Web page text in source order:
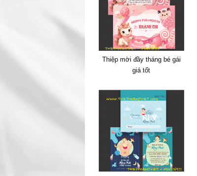
Thiệp mời đầy tháng bé gái
giá tốt